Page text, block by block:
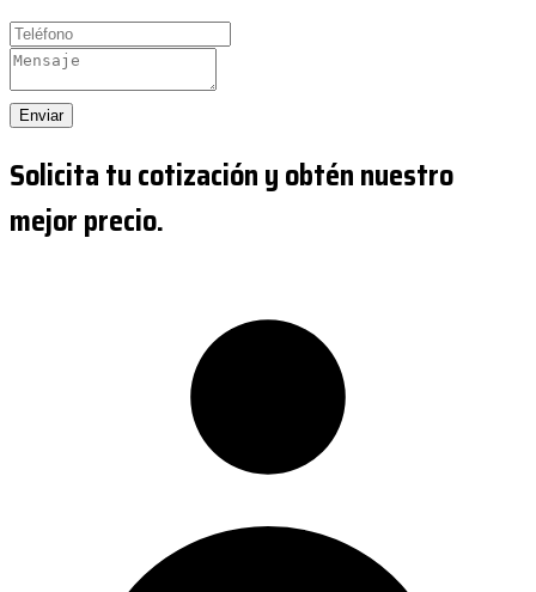
Enviar
Solicita tu cotización y obtén nuestro
mejor precio.